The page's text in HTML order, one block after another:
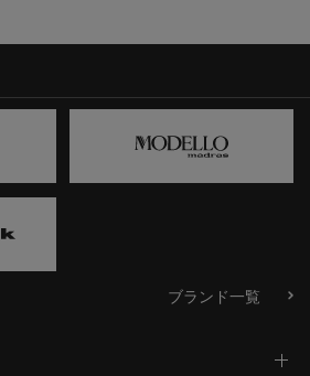
ブランド一覧